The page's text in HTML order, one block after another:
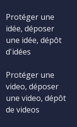
Protéger une
idée, déposer
une idée, dépôt
d'idées
Protéger une
video, déposer
une video, dépôt
de videos